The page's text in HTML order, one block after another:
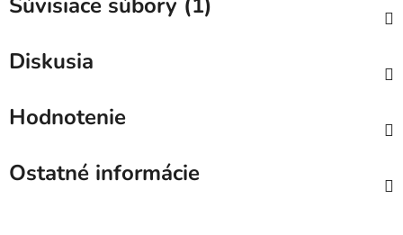
Diskusia
Hodnotenie
Ostatné informácie